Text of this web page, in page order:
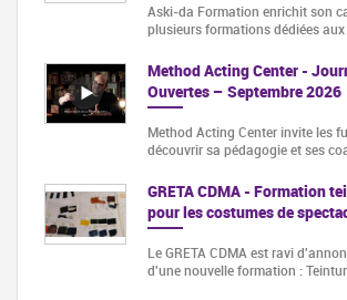
Aski-da Formation enrichit son
plusieurs formations dédiées aux
Method Acting Center - Journées Portes
Ouvertes – Septembre 2026
Method Acting Center invite les
découvrir sa pédagogie et ses
GRETA CDMA - Formation
pour les costumes de
Le GRETA CDMA est ravi
d'une nouvelle formation :